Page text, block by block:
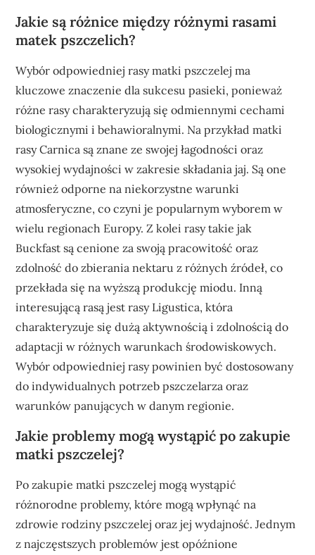
Jakie są różnice między różnymi rasami
matek pszczelich?
Wybór odpowiedniej rasy matki pszczelej ma
kluczowe znaczenie dla sukcesu pasieki, ponieważ
różne rasy charakteryzują się odmiennymi cechami
biologicznymi i behawioralnymi. Na przykład matki
rasy Carnica są znane ze swojej łagodności oraz
wysokiej wydajności w zakresie składania jaj. Są one
również odporne na niekorzystne warunki
atmosferyczne, co czyni je popularnym wyborem w
wielu regionach Europy. Z kolei rasy takie jak
Buckfast są cenione za swoją pracowitość oraz
zdolność do zbierania nektaru z różnych źródeł, co
przekłada się na wyższą produkcję miodu. Inną
interesującą rasą jest rasy Ligustica, która
charakteryzuje się dużą aktywnością i zdolnością do
adaptacji w różnych warunkach środowiskowych.
Wybór odpowiedniej rasy powinien być dostosowany
do indywidualnych potrzeb pszczelarza oraz
warunków panujących w danym regionie.
Jakie problemy mogą wystąpić po zakupie
matki pszczelej?
Po zakupie matki pszczelej mogą wystąpić
różnorodne problemy, które mogą wpłynąć na
zdrowie rodziny pszczelej oraz jej wydajność. Jednym
z najczęstszych problemów jest opóźnione